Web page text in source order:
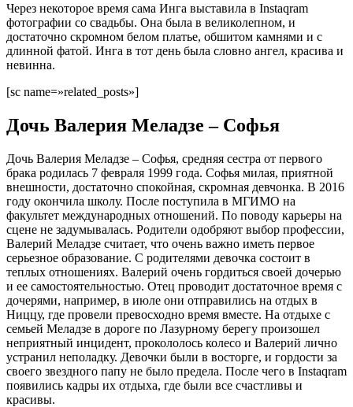
Через некоторое время сама Инга выставила в Instaqram
фотографии со свадьбы. Она была в великолепном, и
достаточно скромном белом платье, обшитом камнями и с
длинной фатой. Инга в тот день была словно ангел, красива и
невинна.
[sc name=»related_posts»]
Дочь Валерия Меладзе – Софья
Дочь Валерия Меладзе – Софья, средняя сестра от первого
брака родилась 7 февраля 1999 года. Софья милая, приятной
внешности, достаточно спокойная, скромная девчонка. В 2016
году окончила школу. После поступила в МГИМО на
факультет международных отношений. По поводу карьеры на
сцене не задумывалась. Родители одобряют выбор профессии,
Валерий Меладзе считает, что очень важно иметь первое
серьезное образование. С родителями девочка состоит в
теплых отношениях. Валерий очень гордиться своей дочерью
и ее самостоятельностью. Отец проводит достаточное время с
дочерями, например, в июле они отправились на отдых в
Ниццу, где провели превосходно время вместе. На отдыхе с
семьей Меладзе в дороге по Лазурному берегу произошел
неприятный инцидент, прокололось колесо и Валерий лично
устранил неполадку. Девочки были в восторге, и гордости за
своего звездного папу не было предела. После чего в Instaqram
появились кадры их отдыха, где были все счастливы и
красивы.